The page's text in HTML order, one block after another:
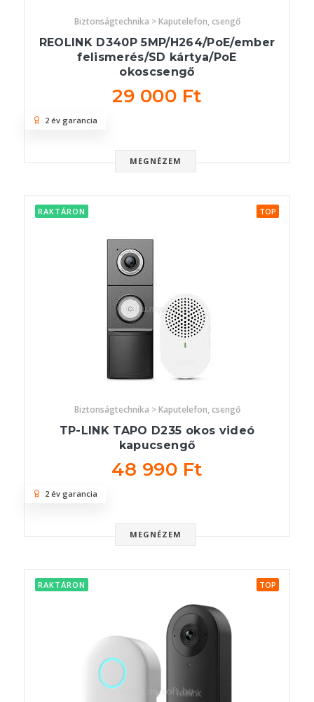
Biztonságtechnika > Kaputelefon, csengő
REOLINK D340P 5MP/H264/PoE/ember
felismerés/SD kártya/PoE
okoscsengő
29 000 Ft
MEGNÉZEM
2 év garancia
RAKTÁRON TOP
Biztonságtechnika > Kaputelefon, csengő
TP-LINK TAPO D235 okos videó
kapucsengő
48 990 Ft
MEGNÉZEM
2 év garancia
RAKTÁRON TOP